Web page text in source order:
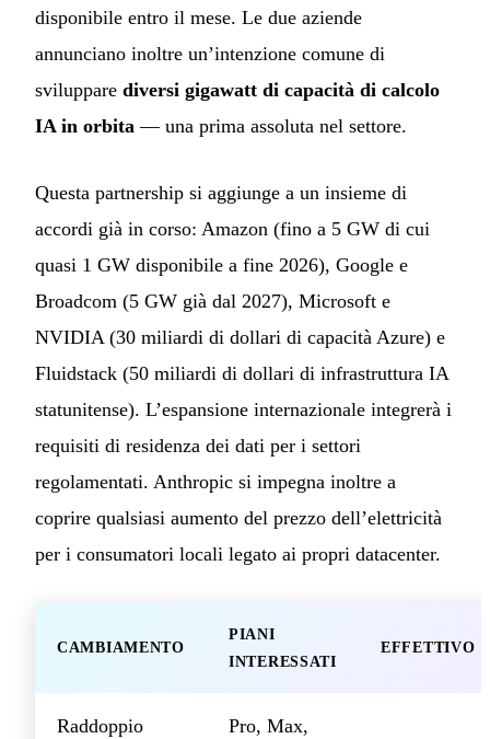
disponibile entro il mese. Le due aziende
annunciano inoltre un’intenzione comune di
sviluppare diversi gigawatt di capacità di calcolo
IA in orbita — una prima assoluta nel settore.
Questa partnership si aggiunge a un insieme di
accordi già in corso: Amazon (fino a 5 GW di cui
quasi 1 GW disponibile a fine 2026), Google e
Broadcom (5 GW già dal 2027), Microsoft e
NVIDIA (30 miliardi di dollari di capacità Azure) e
Fluidstack (50 miliardi di dollari di infrastruttura IA
statunitense). L’espansione internazionale integrerà i
requisiti di residenza dei dati per i settori
regolamentati. Anthropic si impegna inoltre a
coprire qualsiasi aumento del prezzo dell’elettricità
per i consumatori locali legato ai propri datacenter.
CAMBIAMENTO
PIANI
INTERESSATI
EFFETTIVO
Raddoppio
Pro, Max,